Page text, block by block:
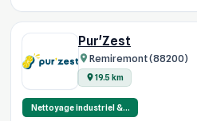
Pur'Zest
Remiremont (88200)
19.5 km
Nettoyage industriel &…